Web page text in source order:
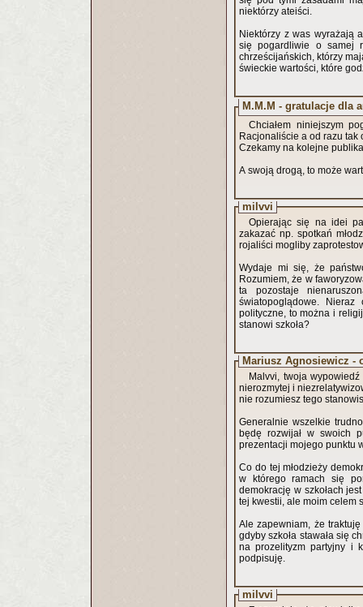
niektórzy ateiści.
Niektórzy z was wyrażają
się pogardliwie o samej
chrześcijańskich, którzy
świeckie wartości, które
M.M.M - gratulacje dla
Chciałem niniejszym
Racjonaliście a od razu tak
Czekamy na kolejne
A swoją drogą, to może
milvvi
Opierając się na idei
zakazać np. spotkań
rojaliści mogliby
Wydaje mi się, że
Rozumiem, że w
ta pozostaje
światopoglądowe. Nieraz
polityczne, to można i
stanowi szkoła?
Mariusz Agnosiewicz -
Malvvi, twoja
nierozmytej i
nie rozumiesz tego
Generalnie wszelkie
będę rozwijał w swoich
prezentacji mojego punktu
Co do tej młodzieży
w którego ramach się
demokrację w szkołach
tej kwestii, ale moim celem
Ale zapewniam, że
gdyby szkoła stawała się
na prozelityzm partyjny i
podpisuję.
milvvi